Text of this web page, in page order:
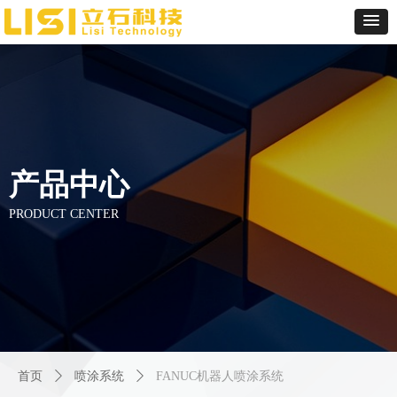
产品中心
PRODUCT CENTER
首页 ꄲ 喷涂系统 ꄲ FANUC机器人喷涂系统